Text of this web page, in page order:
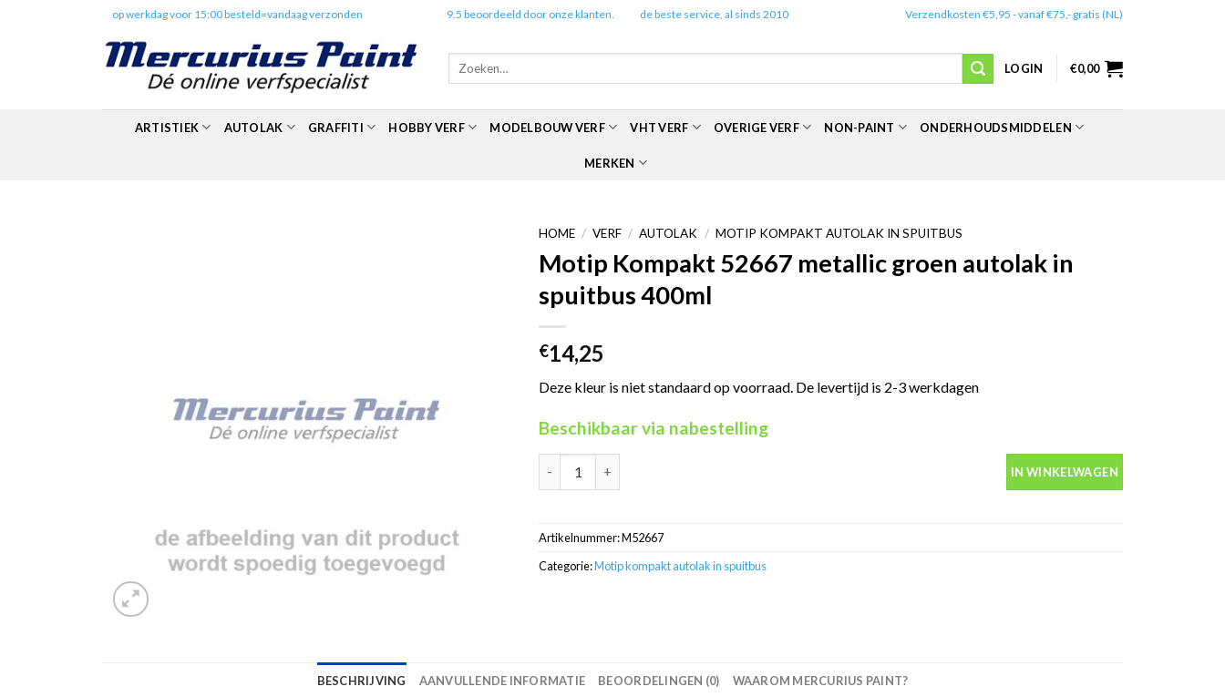
op werkdag voor 15:00 besteld=vandaag verzonden 9.5 beoordeeld door onze klanten. de beste service, al sinds 2010 Verzendkosten €5,95 - vanaf €75,- gratis (NL)
Zoeken
LOGIN €0,00
ARTISTIEK AUTOLAK GRAFFITI HOBBY VERF MODELBOUW VERF VHT VERF OVERIGE VERF NON-PAINT ONDERHOUDSMIDDELEN
MERKEN
HOME / VERF / AUTOLAK / MOTIP KOMPAKT AUTOLAK IN SPUITBUS
Motip Kompakt 52667 metallic groen autolak in
spuitbus 400ml
€14,25
Deze kleur is niet standaard op voorraad. De levertijd is 2-3 werkdagen
Beschikbaar via nabestelling
IN WINKELWAGEN
Artikelnummer:M52667
Categorie:Motip kompakt autolak in spuitbus
BESCHRIJVING AANVULLENDE INFORMATIE BEOORDELINGEN (0) WAAROM MERCURIUS PAINT?